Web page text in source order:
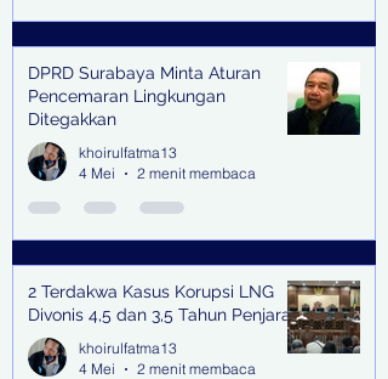
DPRD Surabaya Minta Aturan
Pencemaran Lingkungan
Ditegakkan
khoirulfatma13
4 Mei
2 menit membaca
2 Terdakwa Kasus Korupsi LNG
Divonis 4,5 dan 3,5 Tahun Penjara
khoirulfatma13
4 Mei
2 menit membaca